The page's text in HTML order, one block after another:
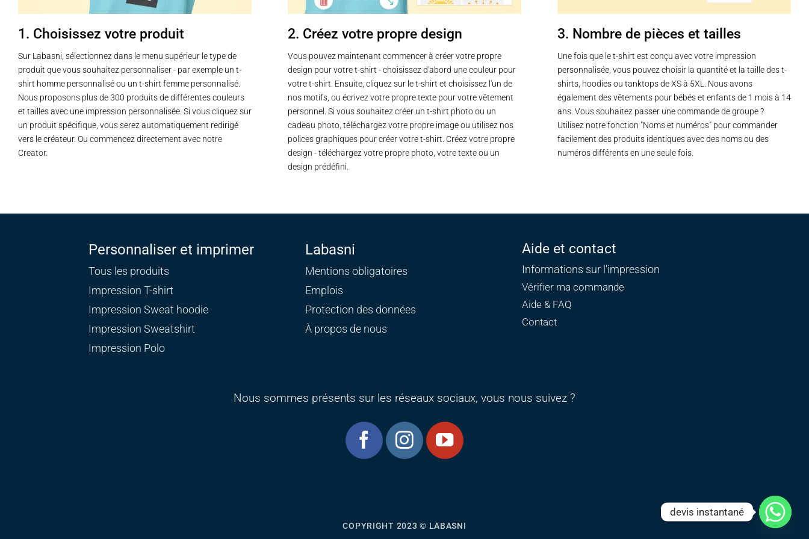
du
produit
la
du
produit
la
produit
du
produit
produit
1. Choisissez votre produit
Sur Labasni, sélectionnez dans le menu supérieur le type de
produit que vous souhaitez personnaliser - par exemple un t-
shirt homme personnalisé ou un t-shirt femme personnalisé.
Nous proposons plus de 300 produits de différentes couleurs
et tailles avec une impression personnalisée. Si vous cliquez sur
un produit spécifique, vous serez automatiquement redirigé
vers le créateur. Ou commencez directement avec notre
Creator.
2. Créez votre propre design
Vous pouvez maintenant commencer à créer votre propre
design pour votre t-shirt - choisissez d'abord une couleur pour
votre t-shirt. Ensuite, cliquez sur le t-shirt et choisissez l'un de
nos motifs, ou écrivez votre propre texte pour votre vêtement
personnel. Si vous souhaitez créer un t-shirt photo ou un
cadeau photo, téléchargez votre propre image ou utilisez nos
polices graphiques pour créer votre t-shirt. Créez votre propre
design - téléchargez votre propre photo, votre texte ou un
design prédéfini.
3. Nombre de pièces et tailles
Une fois que le t-shirt est conçu avec votre impression
personnalisée, vous pouvez choisir la quantité et la taille des t-
shirts, hoodies ou tanktops de XS à 5XL. Nous avons
également des vêtements pour bébés et enfants de 1 mois à 14
ans. Vous souhaitez passer une commande de groupe ?
Utilisez notre fonction "Noms et numéros" pour commander
facilement des produits identiques avec des noms ou des
numéros différents en une seule fois.
Personnaliser et imprimer
Tous les produits
Impression T-shirt
Impression Sweat hoodie
Impression Sweatshirt
Impression Polo
Labasni
Mentions obligatoires
Emplois
Protection des données
À propos de nous
Aide et contact
Informations sur l'impression
Vérifier ma commande
Aide & FAQ
Contact
Nous sommes présents sur les réseaux sociaux, vous nous suivez ?
COPYRIGHT 2023 © LABASNI
devis instantané